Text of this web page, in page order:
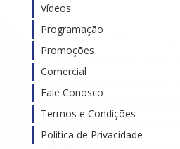
Vídeos
Programação
Promoções
Comercial
Fale Conosco
Termos e Condições
Política de Privacidade